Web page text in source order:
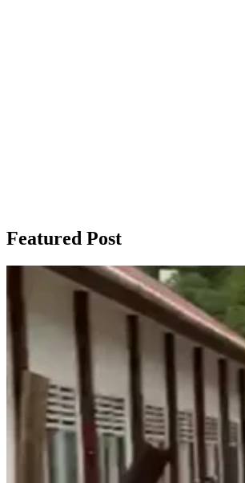
Featured Post